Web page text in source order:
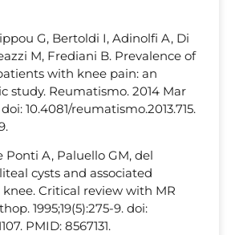
G, Bertoldi I, Adinolfi A, Di
M, Frediani B. Prevalence of
with knee pain: an
study. Reumatismo. 2014 Mar
10.4081/reumatismo.2013.715.
Ponti A, Paluello GM, del
cysts and associated
Critical review with MR
1995;19(5):275-9. doi:
PMID: 8567131.